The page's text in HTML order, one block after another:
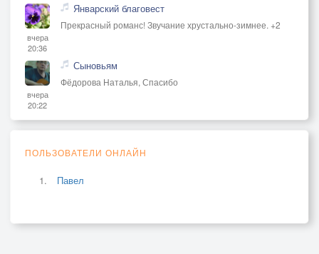
вчера
20:36
Январский благовест
Прекрасный романс! Звучание хрустально-зимнее. +2
вчера
20:22
Сыновьям
Фёдорова Наталья, Спасибо
ПОЛЬЗОВАТЕЛИ ОНЛАЙН
Павел